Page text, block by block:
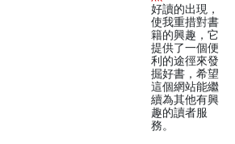
好讀的出現，
使我重措對書
籍的興趣，它
提供了一個便
利的途徑來發
掘好書，希望
這個網站能繼
續為其他有興
趣的讀者服
務。